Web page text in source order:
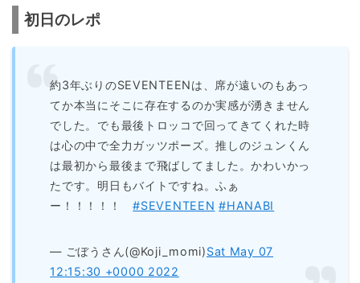
初日のレポ
約3年ぶりのSEVENTEENは、席が遠いのもあっ
てか本当にそこに存在するのか実感が湧きません
でした。でも最後トロッコで回ってきてくれた時
は心の中で全力ガッツポーズ。推しのジュンくん
は最初から最後まで飛ばしてました。かわいかっ
たです。明日もバイトですね。ふぁ
ー！！！！！#SEVENTEEN #HANABI
— ごぼうさん(@Koji_momi)Sat May 07
12:15:30 +0000 2022